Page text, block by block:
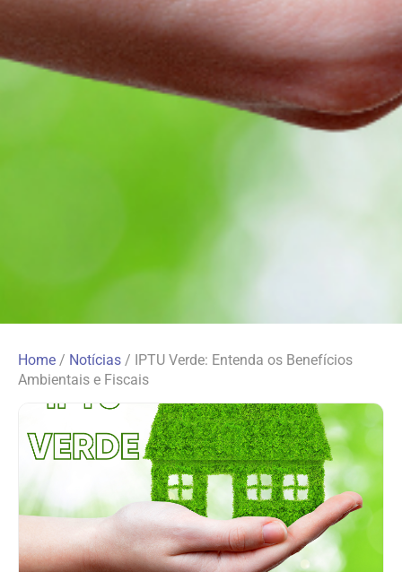
Home / Notícias / IPTU Verde: Entenda os Benefícios
Ambientais e Fiscais